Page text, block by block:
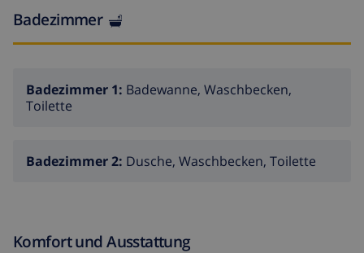
Badezimmer
Badezimmer 1: Badewanne, Waschbecken,
Toilette
Badezimmer 2: Dusche, Waschbecken, Toilette
Komfort und Ausstattung